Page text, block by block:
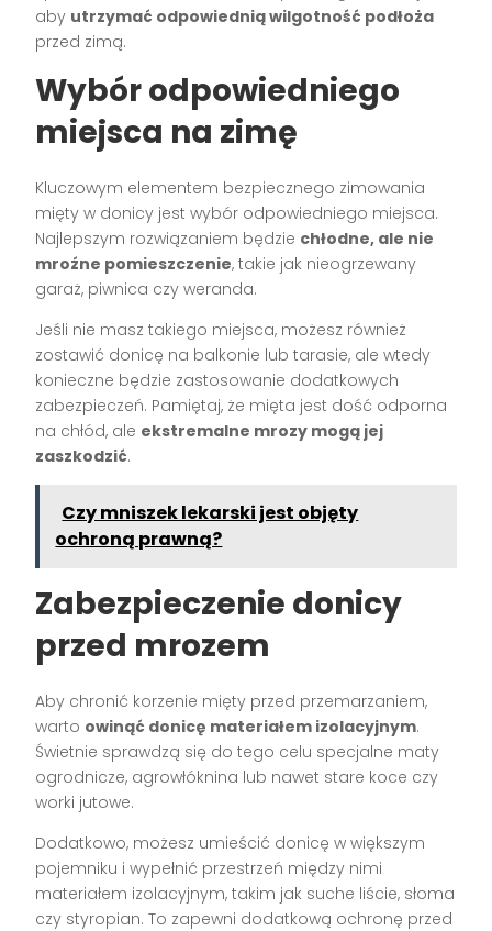
aby utrzymać odpowiednią wilgotność podłoża
przed zimą.
Wybór odpowiedniego
miejsca na zimę
Kluczowym elementem bezpiecznego zimowania
mięty w donicy jest wybór odpowiedniego miejsca.
Najlepszym rozwiązaniem będzie chłodne, ale nie
mroźne pomieszczenie, takie jak nieogrzewany
garaż, piwnica czy weranda.
Jeśli nie masz takiego miejsca, możesz również
zostawić donicę na balkonie lub tarasie, ale wtedy
konieczne będzie zastosowanie dodatkowych
zabezpieczeń. Pamiętaj, że mięta jest dość odporna
na chłód, ale ekstremalne mrozy mogą jej
zaszkodzić.
Czy mniszek lekarski jest objęty
ochroną prawną?
Zabezpieczenie donicy
przed mrozem
Aby chronić korzenie mięty przed przemarzaniem,
warto owinąć donicę materiałem izolacyjnym.
Świetnie sprawdzą się do tego celu specjalne maty
ogrodnicze, agrowłóknina lub nawet stare koce czy
worki jutowe.
Dodatkowo, możesz umieścić donicę w większym
pojemniku i wypełnić przestrzeń między nimi
materiałem izolacyjnym, takim jak suche liście, słoma
czy styropian. To zapewni dodatkową ochronę przed